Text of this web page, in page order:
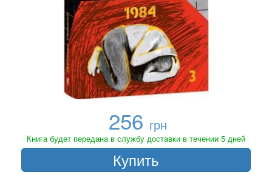
256 грн
Книга будет передана в службу доставки в течении 5 дней
Купить